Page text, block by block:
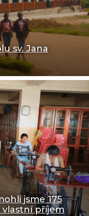
sv. Jana
jsme 175
vlastní příjem